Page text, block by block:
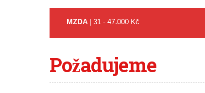
MZDA | 31 - 47.000 Kč
Požadujeme